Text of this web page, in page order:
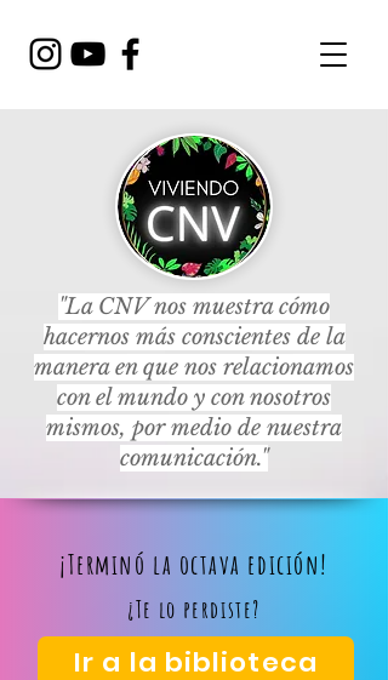
"La CNV nos muestra cómo
hacernos más conscientes de la
manera en que nos relacionamos
con el mundo y con nosotros
mismos, por medio de nuestra
comunicación."
¡Terminó la octava edición!
¿Te lo perdiste?
Ir a la biblioteca